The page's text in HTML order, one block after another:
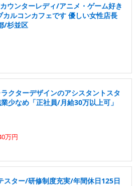
ウンターレディ/アニメ・ゲーム好き
カルコンカフェです 優しい女性店長
/杉並区
クターデザインのアシスタントスタ
少なめ「正社員/月給30万以上可」
万円
スター/研修制度充実/年間休日125日